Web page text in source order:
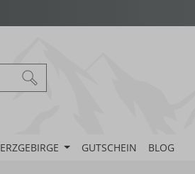
ERZGEBIRGE GUTSCHEIN BLOG